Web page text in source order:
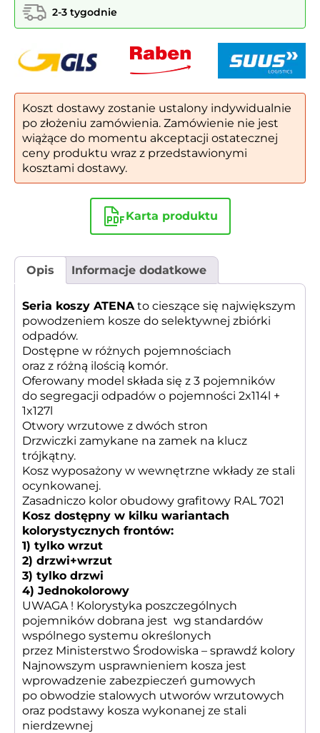
obustronna
owalna
1x127l
Napisy
folia
samoprzylepna
2-3 tygodnie
Koszt dostawy zostanie ustalony indywidualnie
po złożeniu zamówienia. Zamówienie nie jest
wiążące do momentu akceptacji ostatecznej
ceny produktu wraz z przedstawionymi
kosztami dostawy.
Karta produktu
Opis Informacje dodatkowe
Seria koszy ATENA to cieszące się największym
powodzeniem kosze do selektywnej zbiórki
odpadów.
Dostępne w różnych pojemnościach
oraz z różną ilością komór.
Oferowany model składa się z 3 pojemników
do segregacji odpadów o pojemności 2x114l +
1x127l
Otwory wrzutowe z dwóch stron
Drzwiczki zamykane na zamek na klucz
trójkątny.
Kosz wyposażony w wewnętrzne wkłady ze stali
ocynkowanej.
Zasadniczo kolor obudowy grafitowy RAL 7021
Kosz dostępny w kilku wariantach
kolorystycznych frontów:
1) tylko wrzut
2) drzwi+wrzut
3) tylko drzwi
4) Jednokolorowy
UWAGA ! Kolorystyka poszczególnych
pojemników dobrana jest wg standardów
wspólnego systemu określonych
przez Ministerstwo Środowiska – sprawdź kolory
Najnowszym usprawnieniem kosza jest
wprowadzenie zabezpieczeń gumowych
po obwodzie stalowych utworów wrzutowych
oraz podstawy kosza wykonanej ze stali
nierdzewnej